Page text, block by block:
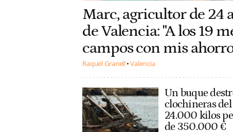
Marc, agricultor de 24
de Valencia: "A los 19
campos con mis
Raquel Granell Valencia
Un buque
clochineras
24.000 kilos
de 350.000 €